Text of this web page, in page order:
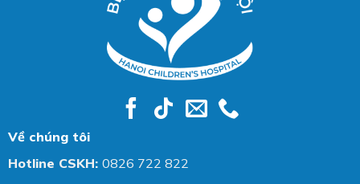
Về chúng tôi
Hotline CSKH: 0826 722 822